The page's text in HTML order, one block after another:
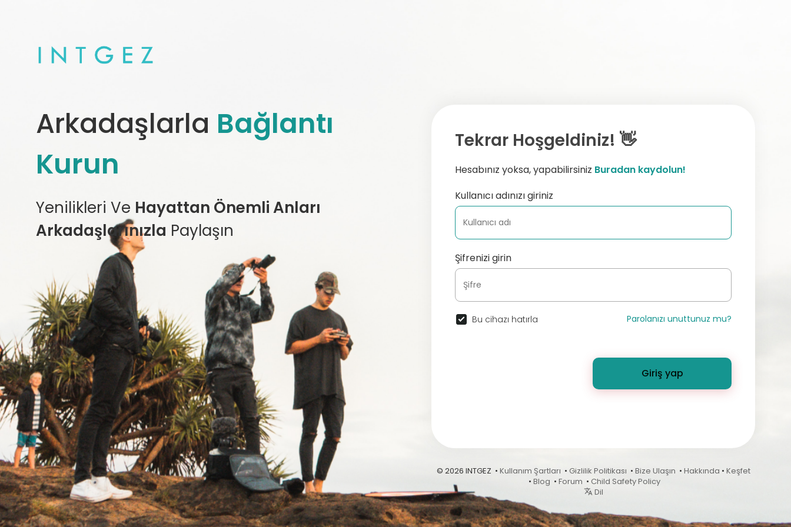
Arkadaşlarla Bağlantı
Kurun
Yenilikleri Ve Hayattan Önemli Anları
Arkadaşlarınızla Paylaşın
Tekrar Hoşgeldiniz! 👋
Hesabınız yoksa, yapabilirsiniz Buradan kaydolun!
Kullanıcı adınızı giriniz
Şifrenizi girin
Bu cihazı hatırla Parolanızı unuttunuz mu?
Giriş yap
© 2026 INTGEZ • Kullanım Şartları • Gizlilik Politikası • Bize Ulaşın • Hakkında • Keşfet
• Blog • Forum • Child Safety Policy
Dil